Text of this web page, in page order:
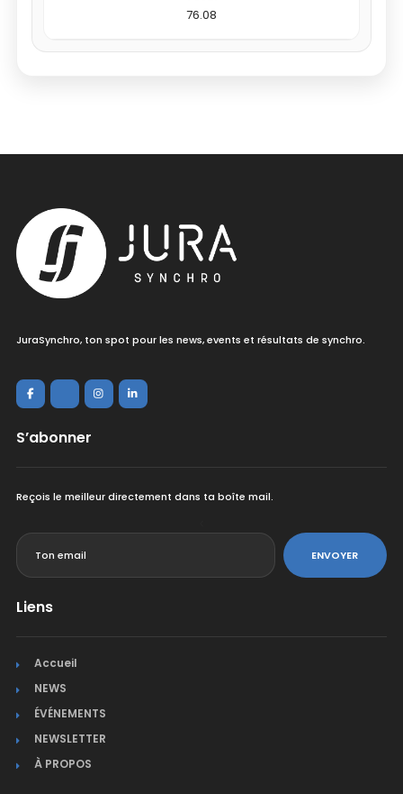
76.08
JuraSynchro, ton spot pour les news, events et résultats de synchro.
S’abonner
Reçois le meilleur directement dans ta boîte mail.
ENVOYER
Liens
Accueil
NEWS
ÉVÉNEMENTS
NEWSLETTER
À PROPOS